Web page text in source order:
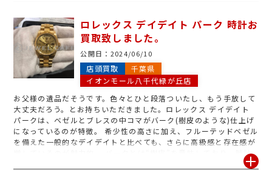
を競い合っていた時計業界の中で、主にクロノメーター認定を受け
ていないモデルに使われた歴史があり、認定をパスしていなくて
も、高い精度と信頼性を持つムーブメントである事を示す為につけ
られたシリーズ名です。アンティーク系が好きなお客様には大変人
気の高いロレックスです。不要な時計をお持ちのお客様はジュエル
カフェイオンモール4階八千代緑が丘店にお待ちしております。
ロレックス デイデイト パーク 時計お
買取致しました。
公開日： 2024/06/10
店頭買取
千葉県
イオンモール八千代緑が丘店
お父様の遺品だそうです。色々とひと段落ついたし、もう手放して
大丈夫だろう。とお持ちいただきました。ロレックス デイデイト
パークは、ベゼルとブレスの中コマがバーク(樹皮のような)仕上げ
になっているのが特徴。 希少性の高さに加え、フルーテッドベゼル
を備えた一般的なデイデイトと比べても、さらに高級感と存在感が
増しているのが魅力的。 バークとは“樹皮”を意味しており、時計
に限らず、ジュエリーなどにも採用される彫金技法のひとつ。ステ